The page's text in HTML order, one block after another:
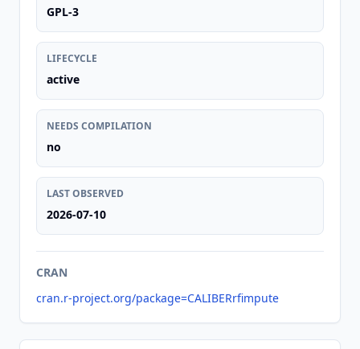
GPL-3
LIFECYCLE
active
NEEDS COMPILATION
no
LAST OBSERVED
2026-07-10
CRAN
cran.r-project.org/package=CALIBERrfimpute